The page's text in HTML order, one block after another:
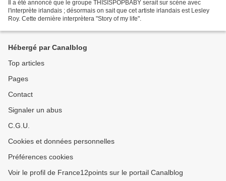
Il a été annoncé que le groupe THISISPOPBABY serait sur scène avec
l'interprète irlandais ; désormais on sait que cet artiste irlandais est Lesley
Roy. Cette dernière interprètera "Story of my life".
Hébergé par Canalblog
Top articles
Pages
Contact
Signaler un abus
C.G.U.
Cookies et données personnelles
Préférences cookies
Voir le profil de France12points sur le portail Canalblog